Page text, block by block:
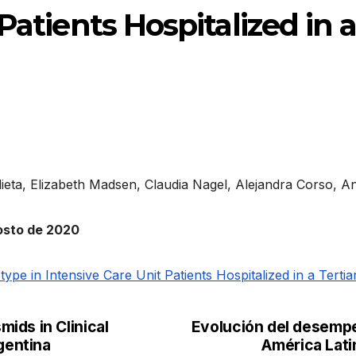
Hospitalized in
Elizabeth Madsen, Claudia Nagel, Alejandra Corso,
de 2020
in Intensive Care Unit Patients Hospitalized in a
Evolución del
América
in Clinical